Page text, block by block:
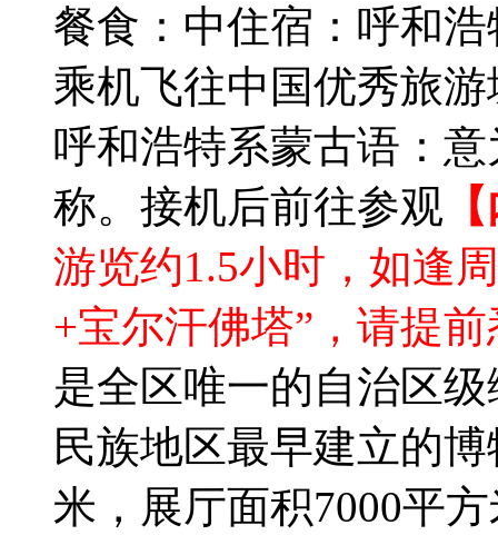
餐食：中住宿：呼和浩
乘机飞往中国优秀旅
呼和浩特系蒙古语：
称。接机后前往参观
游览约1.5小时，如逢
+宝尔汗佛塔”，请提
是全区唯一的自治区
民族地区最早建立的
米，展厅面积7000平